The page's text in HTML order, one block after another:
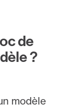
de
?
modèle